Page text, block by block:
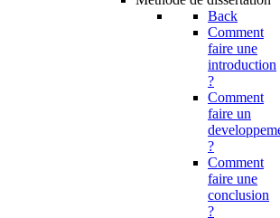
Back
Comment
faire une
introduction
?
Comment
faire un
?
Comment
faire une
conclusion
?